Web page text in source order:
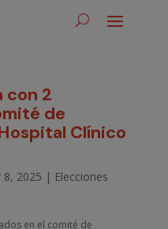
con 2
de
Clínico
8, 2025 | Elecciones